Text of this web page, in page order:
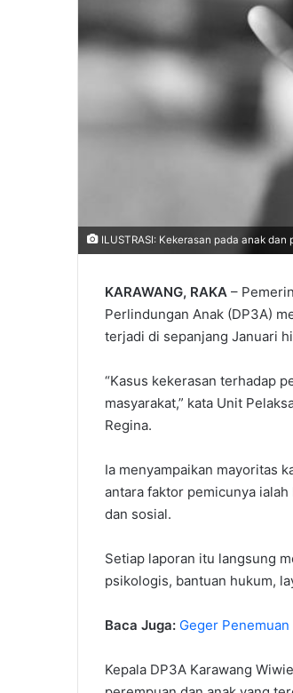
ILUSTRASI: Kekerasan pada anak dan
KARAWANG, RAKA –
Perlindungan Anak (DP3A)
terjadi di sepanjang Januari
“Kasus kekerasan terhadap
masyarakat,” kata Unit
Regina.
Ia menyampaikan mayoritas
antara faktor pemicunya
dan sosial.
Setiap laporan itu langsung
psikologis, bantuan hukum,
Baca Juga: Geger
Kepala DP3A Karawang